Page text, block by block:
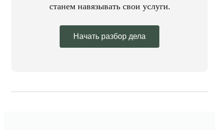
станем навязывать свои услуги.
Начать разбор дела